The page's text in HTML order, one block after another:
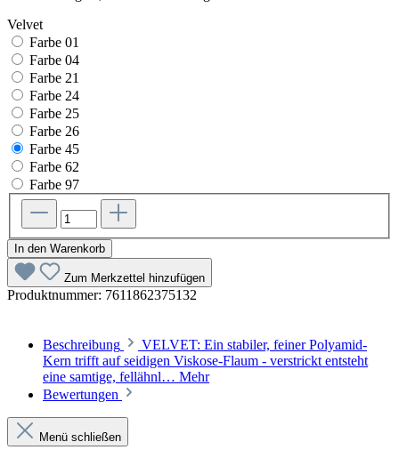
Velvet
Farbe 01
Farbe 04
Farbe 21
Farbe 24
Farbe 25
Farbe 26
Farbe 45
Farbe 62
Farbe 97
In den Warenkorb
Zum Merkzettel hinzufügen
Produktnummer: 7611862375132
Beschreibung
VELVET: Ein stabiler, feiner Polyamid-
Kern trifft auf seidigen Viskose-Flaum - verstrickt entsteht
eine samtige, fellähnl… Mehr
Bewertungen
Menü schließen